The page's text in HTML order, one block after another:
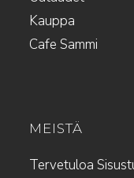
Kauppa
Cafe Sammi
MEISTÄ
Tervetuloa